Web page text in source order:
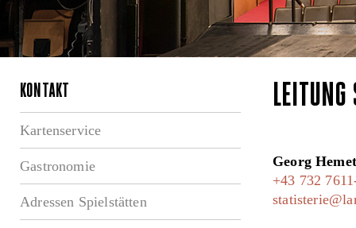
KONTAKT
Kartenservice
Gastronomie
Adressen Spielstätten
Georg
+43 732